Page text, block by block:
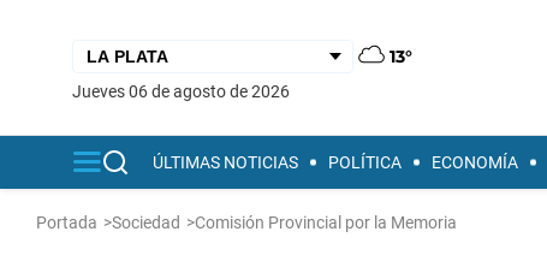
13°
jueves 06 de agosto de 2026
ÚLTIMAS NOTICIAS POLÍTICA ECONOMÍA
Portada >Sociedad >Comisión Provincial por la Memoria